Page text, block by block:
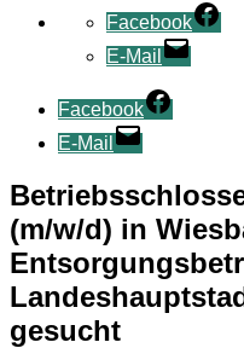
Facebook
E-Mail
Facebook
E-Mail
(m/w/d) in
gesucht